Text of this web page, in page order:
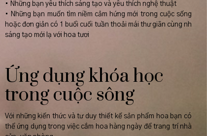
• Những bạn yêu thích sáng tạo và yêu thích nghệ thuật
• Những bạn muốn tìm niềm cảm hứng mới trong cuộc sống
hoặc đơn giản có 1 buổi cuối tuần thoải mái thư giãn cùng nh
sáng tạo mới lạ với hoa tươi
Với những kiến thức và tư duy thiết kế sản phẩm hoa bạn có
thể ứng dụng trong việc cắm hoa hàng ngày để trang trí nhà
Ứng dụng khóa học
trong cuộc sông